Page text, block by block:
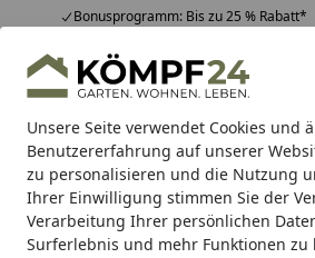
Unsere Seite verwendet Cookies und
Benutzererfahrung auf unserer
zu personalisieren und die Nutzung
Ihrer Einwilligung stimmen Sie der
Verarbeitung Ihrer persönlichen
Surferlebnis und mehr Funktionen zu
Bonusprogramm: Bis zu 25 % Rabatt*
Hotline07051 / 9 22 22
Mo-Fr. 8-16 Uhr 25.957
Alle Produkte
Alle ProdukteHighlights
Grill Gasgrill Holzkohlegrill